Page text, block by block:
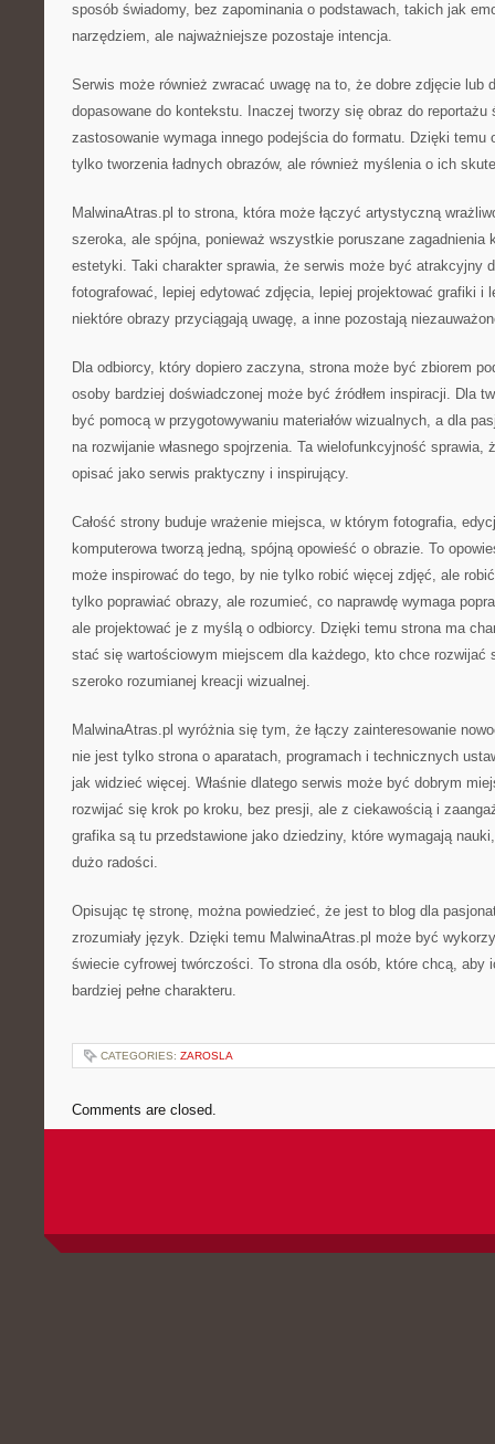
sposób świadomy, bez zapominania o podstawach, takich jak
narzędziem, ale najważniejsze pozostaje intencja.
Serwis może również zwracać uwagę na to, że dobre zdjęcie lub
dopasowane do kontekstu. Inaczej tworzy się obraz do reportażu
zastosowanie wymaga innego podejścia do formatu. Dzięki temu
tylko tworzenia ładnych obrazów, ale również myślenia o ich
MalwinaAtras.pl to strona, która może łączyć artystyczną
szeroka, ale spójna, ponieważ wszystkie poruszane zagadnienia
estetyki. Taki charakter sprawia, że serwis może być atrakcyjny
fotografować, lepiej edytować zdjęcia, lepiej projektować grafiki i
niektóre obrazy przyciągają uwagę, a inne pozostają
Dla odbiorcy, który dopiero zaczyna, strona może być zbiorem
osoby bardziej doświadczonej może być źródłem inspiracji. Dla
być pomocą w przygotowywaniu materiałów wizualnych, a dla
na rozwijanie własnego spojrzenia. Ta wielofunkcyjność sprawia,
opisać jako serwis praktyczny i inspirujący.
Całość strony buduje wrażenie miejsca, w którym fotografia,
komputerowa tworzą jedną, spójną opowieść o obrazie. To
może inspirować do tego, by nie tylko robić więcej zdjęć, ale
tylko poprawiać obrazy, ale rozumieć, co naprawdę wymaga
ale projektować je z myślą o odbiorcy. Dzięki temu strona ma
stać się wartościowym miejscem dla każdego, kto chce rozwijać
szeroko rozumianej kreacji wizualnej.
MalwinaAtras.pl wyróżnia się tym, że łączy zainteresowanie
nie jest tylko strona o aparatach, programach i technicznych
jak widzieć więcej. Właśnie dlatego serwis może być dobrym
rozwijać się krok po kroku, bez presji, ale z ciekawością i
grafika są tu przedstawione jako dziedziny, które wymagają
dużo radości.
Opisując tę stronę, można powiedzieć, że jest to blog dla
zrozumiały język. Dzięki temu MalwinaAtras.pl może być
świecie cyfrowej twórczości. To strona dla osób, które chcą, aby
bardziej pełne charakteru.
CATEGORIES: ZAROSLA
Comments are closed.